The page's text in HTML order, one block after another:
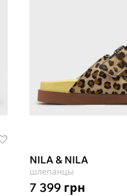
NILA & NILA
шлепанцы
7 399 грн